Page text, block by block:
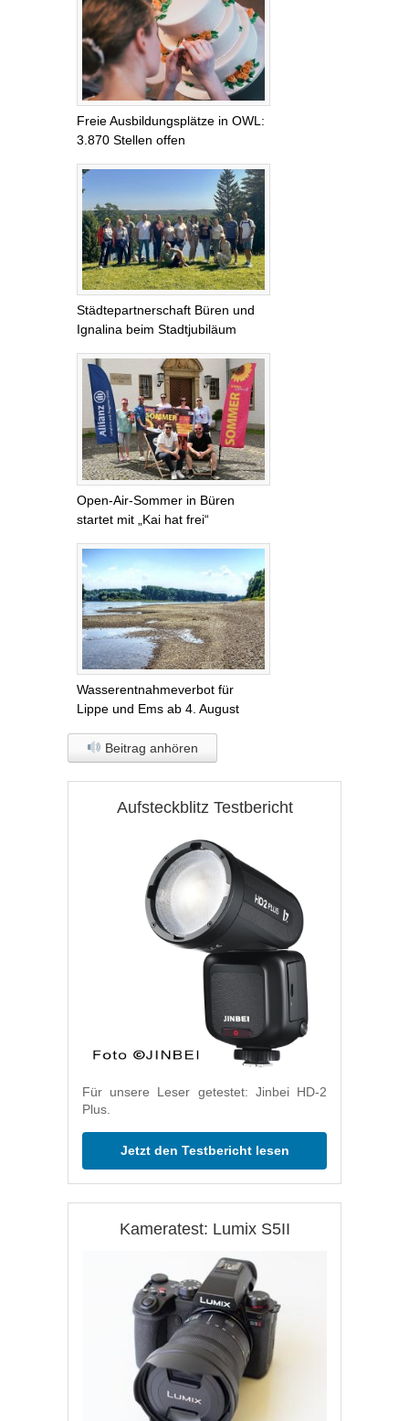
Freie Ausbildungsplätze in OWL:
3.870 Stellen offen
Städtepartnerschaft Büren und
Ignalina beim Stadtjubiläum
Open-Air-Sommer in Büren
startet mit „Kai hat frei“
Wasserentnahmeverbot für
Lippe und Ems ab 4. August
Beitrag anhören
Aufsteckblitz Testbericht
Für unsere Leser getestet: Jinbei HD-2
Plus.
Jetzt den Testbericht lesen
Kameratest: Lumix S5II